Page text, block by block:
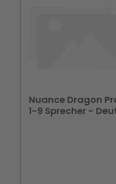
Nuance Dragon
1-9 Sprecher -